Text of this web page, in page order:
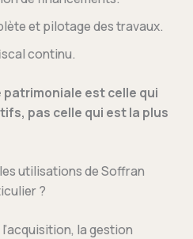
et pilotage des travaux.
continu.
est celle qui
pas celle qui est la plus
utilisations de Soffran
?
la gestion